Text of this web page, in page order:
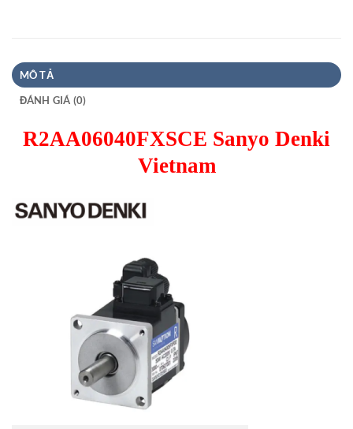
MÔ TẢ
ĐÁNH GIÁ (0)
R2AA06040FXSCE Sanyo Denki
Vietnam